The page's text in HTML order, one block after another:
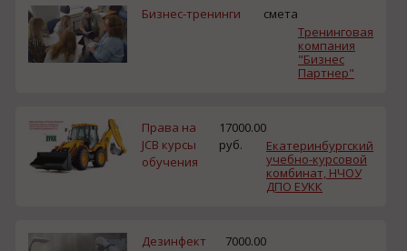
Бизнес-тренинги
смета
Тренинговая
компания
"Бизнес
Партнер"
Права на
JCB курсы
обучения
17000.00
руб.
Екатеринбургский
учебно-курсовой
комбинат, НЧОУ
ДПО ЕУКК
Дезинфект
7000.00